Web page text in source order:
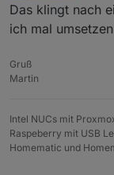
Das klingt nach
ich mal
Gruß
Martin
Intel NUCs mit
Raspeberry mit USB
Homematic und